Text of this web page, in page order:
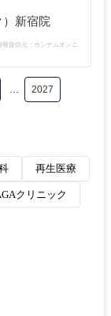
新宿院
報提供元：カンナムオンニ
… 2027
再生医療
クリニック